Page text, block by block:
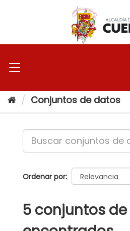
Conjuntos de datos
Ordenar por
5 conjuntos